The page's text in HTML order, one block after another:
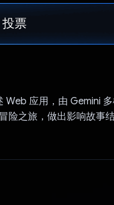
投票
应用，由 Gemini
险之旅，做出影响故事